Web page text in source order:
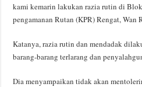
kami kemarin lakukan razia rutin di
pengamanan Rutan (KPR) Rengat, Wan
Katanya, razia rutin dan mendadak
barang-barang terlarang dan
Dia menyampaikan tidak akan